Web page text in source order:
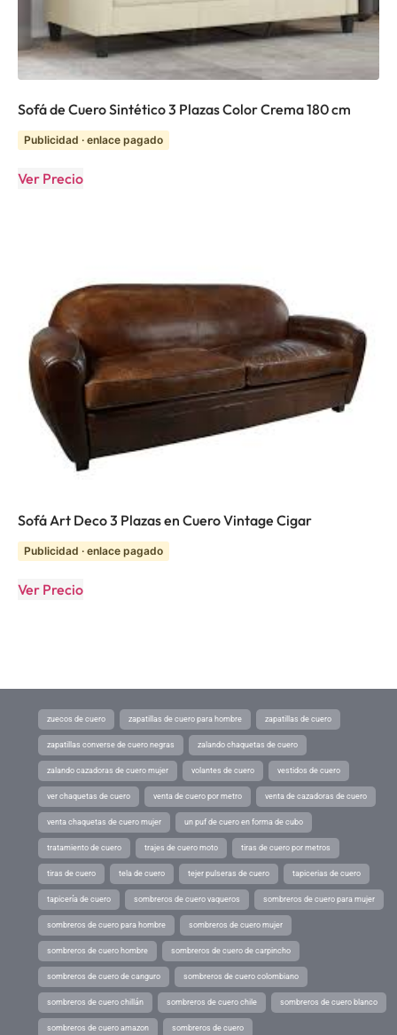
Sofá de Cuero Sintético 3 Plazas Color Crema 180 cm
Publicidad · enlace pagado
Ver Precio
Sofá Art Deco 3 Plazas en Cuero Vintage Cigar
Publicidad · enlace pagado
Ver Precio
zuecos de cuero zapatillas de cuero para hombre zapatillas de cuero
zapatillas converse de cuero negras zalando chaquetas de cuero
zalando cazadoras de cuero mujer volantes de cuero vestidos de cuero
ver chaquetas de cuero venta de cuero por metro venta de cazadoras de cuero
venta chaquetas de cuero mujer un puf de cuero en forma de cubo
tratamiento de cuero trajes de cuero moto tiras de cuero por metros
tiras de cuero tela de cuero tejer pulseras de cuero tapicerias de cuero
tapicería de cuero sombreros de cuero vaqueros sombreros de cuero para mujer
sombreros de cuero para hombre sombreros de cuero mujer
sombreros de cuero hombre sombreros de cuero de carpincho
sombreros de cuero de canguro sombreros de cuero colombiano
sombreros de cuero chillán sombreros de cuero chile sombreros de cuero blanco
sombreros de cuero amazon sombreros de cuero